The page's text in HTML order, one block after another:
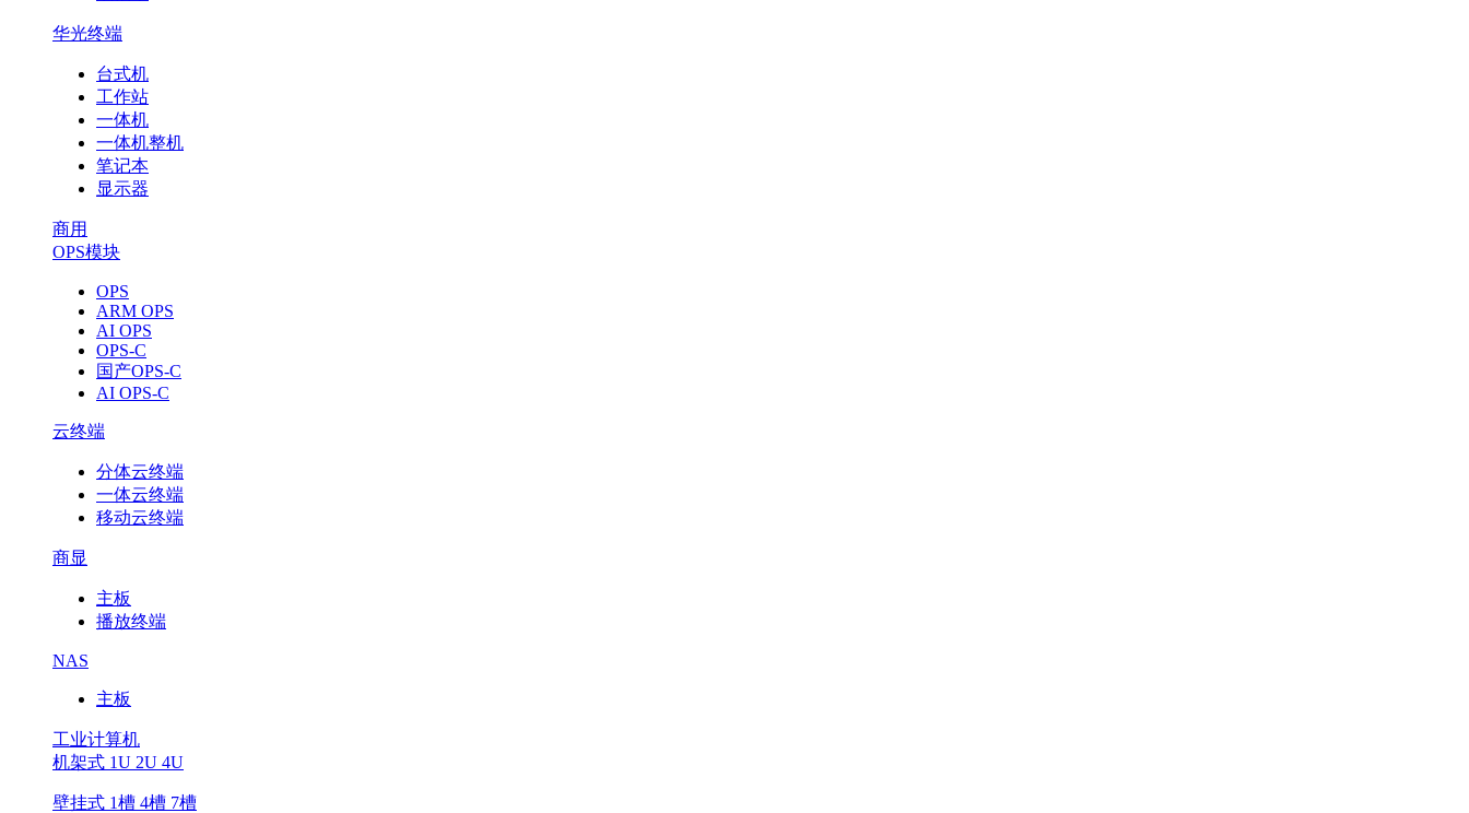
华光终端
台式机
工作站
一体机
一体机整机
笔记本
显示器
商用
OPS模块
OPS
ARM OPS
AI OPS
OPS-C
国产OPS-C
AI OPS-C
云终端
分体云终端
一体云终端
移动云终端
商显
主板
播放终端
NAS
主板
工业计算机
机架式 1U 2U 4U
壁挂式 1槽 4槽 7槽